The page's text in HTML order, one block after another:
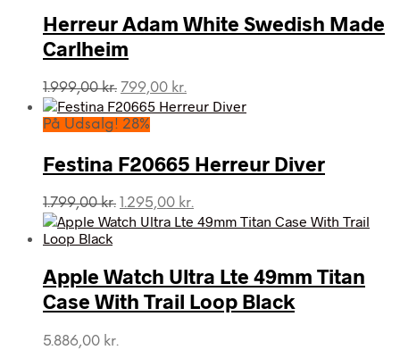
Herreur Adam White Swedish Made
Carlheim
1.999,00kr. Den
oprindelige
pris
1.999,00 kr..
799,00 kr.
aktuelle
799,00 kr..
På Udsalg! 28%
Festina F20665 Herreur Diver
1.799,00kr. Den
oprindelige
1.799,00 kr..
1.295,00 kr.
aktuelle
1.295,00 kr..
Apple Watch Ultra Lte 49mm Titan
Case With Trail Loop Black
5.886,00 kr.